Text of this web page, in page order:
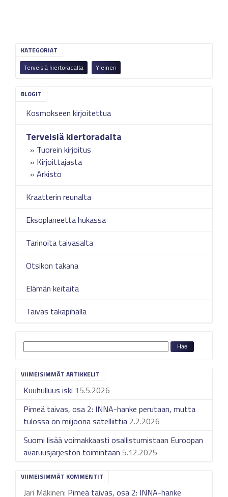
KATEGORIAT
Terveisiä kiertoradalta
Yleinen
Kosmokseen kirjoitettua
Terveisiä kiertoradalta
Tuorein kirjoitus
Kirjoittajasta
Arkisto
Kraatterin reunalta
Eksoplaneetta hukassa
Tarinoita taivasalta
Otsikon takana
Elämän keitaita
Taivas takapihalla
VIIMEISIMMÄT ARTIKKELIT
Kuuhulluus iski 15.5.2026
Pimeä taivas, osa 2: INNA-hanke perutaan, mutta
tulossa on miljoona satelliittia 2.2.2026
Suomi lisää voimakkaasti osallistumistaan Euroopan
avaruusjärjestön toimintaan 5.12.2025
VIIMEISIMMÄT KOMMENTIT
Jari Mäkinen: Pimeä taivas, osa 2: INNA-hanke